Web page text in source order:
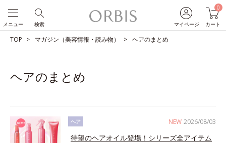
マイページ
0
カート
検索
メニュー
TOP マガジン（美容情報・読み物） ヘアのまとめ
ヘアのまとめ
NEW 2026/08/03
ヘア
待望のヘアオイル登場！シリーズ全アイテム